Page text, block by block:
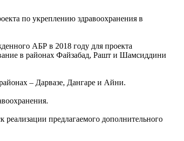
по укреплению здравоохранения в
АБР в 2018 году для проекта
в районах Файзабад, Рашт и Шамсиддини
– Дарвазе, Дангаре и Айни.
реализации предлагаемого дополнительного